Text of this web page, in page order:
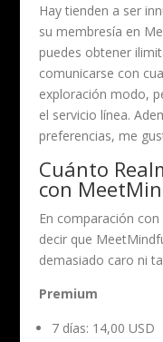
Hay tienden a ser
su membresía en
puedes obtener
comunicarse con
exploración modo,
el servicio línea.
preferencias, me
Cuánto
con
En comparación
decir que
demasiado caro ni
Premium
7 días: 14,00 USD